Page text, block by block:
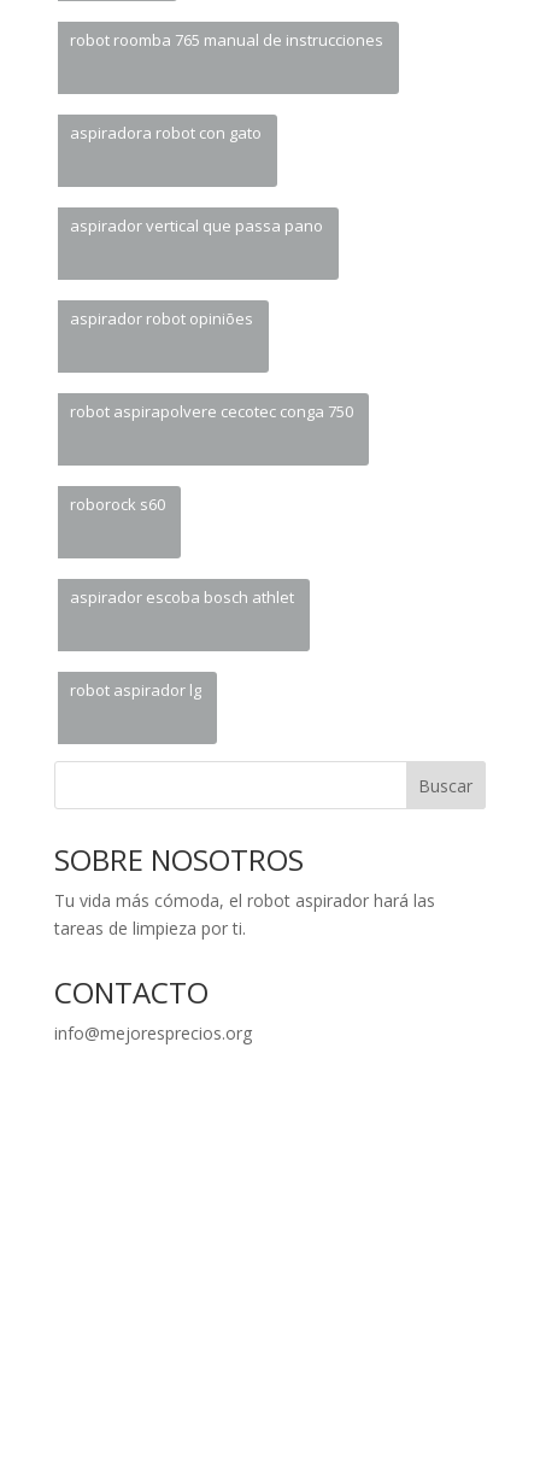
robot roomba 765 manual de instrucciones
aspiradora robot con gato
aspirador vertical que passa pano
aspirador robot opiniões
robot aspirapolvere cecotec conga 750
roborock s60
aspirador escoba bosch athlet
robot aspirador lg
Buscar
SOBRE NOSOTROS
Tu vida más cómoda, el robot aspirador hará las
tareas de limpieza por ti.
CONTACTO
info@mejoresprecios.org